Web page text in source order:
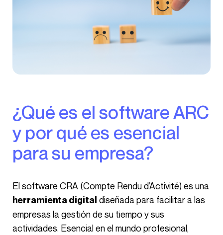
¿Qué es el software ARC
y por qué es esencial
para su empresa?
El software CRA (Compte Rendu d’Activité) es una
herramienta digital diseñada para facilitar a las
empresas la gestión de su tiempo y sus
actividades. Esencial en el mundo profesional,